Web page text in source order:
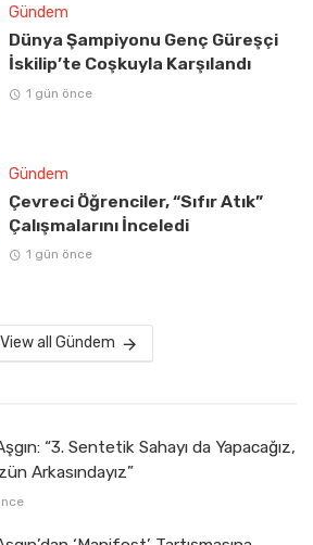
Gündem
Dünya Şampiyonu Genç Güreşçi
İskilip’te Coşkuyla Karşılandı
1 gün önce
Gündem
Çevreci Öğrenciler, “Sıfır Atık”
Çalışmalarını İnceledi
1 gün önce
View all Gündem
“3. Sentetik Sahayı da Yapacağız,
Arkasındayız”